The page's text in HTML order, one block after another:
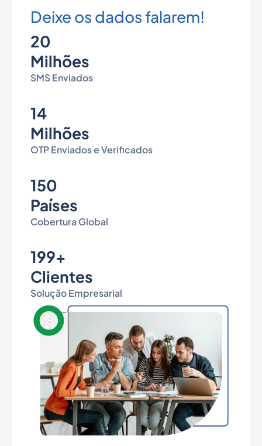
Deixe os dados falarem!
20
Milhões
SMS Enviados
14
Milhões
OTP Enviados e Verificados
150
Países
Cobertura Global
199+
Clientes
Solução Empresarial